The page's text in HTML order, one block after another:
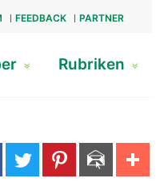
FEEDBACK PARTNER
Rubriken